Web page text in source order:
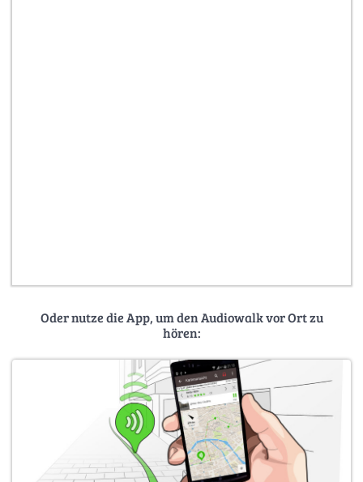
Oder nutze die App, um den Audiowalk vor Ort zu
hören: